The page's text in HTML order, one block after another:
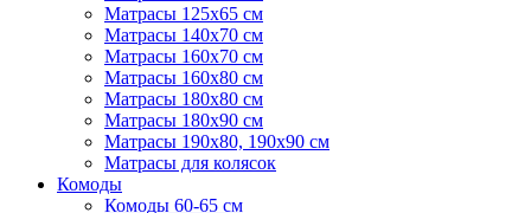
Матрасы 125х65 см
Матрасы 140х70 см
Матрасы 160х70 см
Матрасы 160х80 см
Матрасы 180х80 см
Матрасы 180х90 см
Матрасы 190х80, 190х90 см
Матрасы для колясок
Комоды
Комоды 60-65 см